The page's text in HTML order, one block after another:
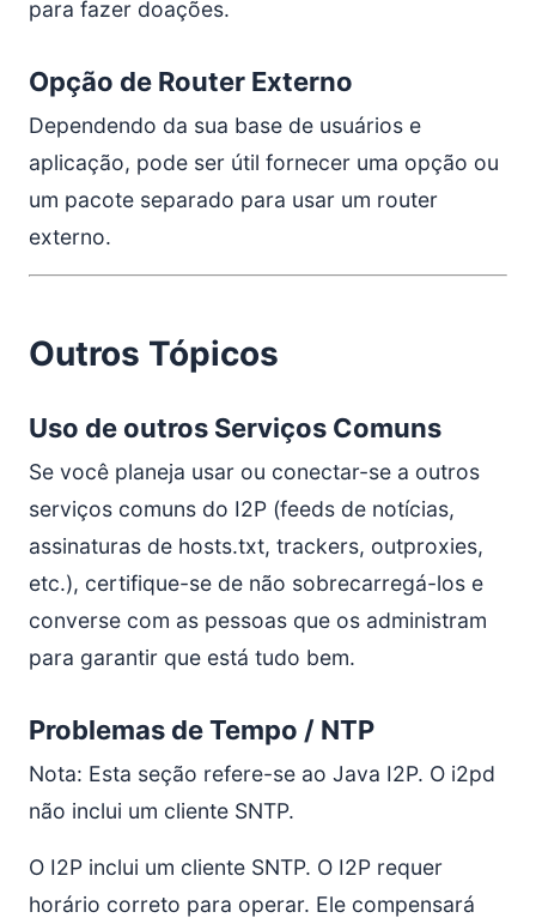
para fazer doações.
Opção de Router Externo
Dependendo da sua base de usuários e
aplicação, pode ser útil fornecer uma opção ou
um pacote separado para usar um router
externo.
Outros Tópicos
Uso de outros Serviços Comuns
Se você planeja usar ou conectar-se a outros
serviços comuns do I2P (feeds de notícias,
assinaturas de hosts.txt, trackers, outproxies,
etc.), certifique-se de não sobrecarregá-los e
converse com as pessoas que os administram
para garantir que está tudo bem.
Problemas de Tempo / NTP
Nota: Esta seção refere-se ao Java I2P. O i2pd
não inclui um cliente SNTP.
O I2P inclui um cliente SNTP. O I2P requer
horário correto para operar. Ele compensará